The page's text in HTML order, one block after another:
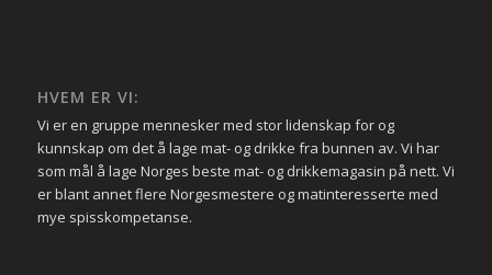
HVEM ER VI:
Vi er en gruppe mennesker med stor lidenskap for og
kunnskap om det å lage mat- og drikke fra bunnen av. Vi har
som mål å lage Norges beste mat- og drikkemagasin på nett. Vi
er blant annet flere Norgesmestere og matinteresserte med
mye spisskompetanse.